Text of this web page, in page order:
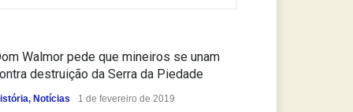
Walmor pede que mineiros se unam
destruição da Serra da Piedade
, Notícias 1 de fevereiro de 2019